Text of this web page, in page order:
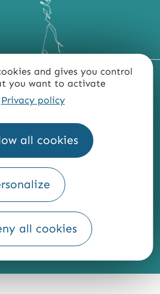
and gives you control
you want to activate
Privacy policy
all cookies
all cookies
PLAN DU SITE
CONFORME